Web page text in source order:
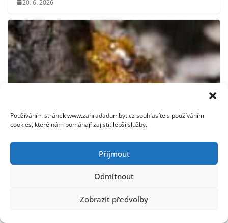
Používáním stránek www.zahradadumbyt.cz souhlasíte s používáním
cookies, které nám pomáhají zajistit lepší služby.
Příjmout
Odmítnout
Zobrazit předvolby
20. 6. 2026
Jak odstranit smůlu z oblečení: Osvědčené metody a tipy